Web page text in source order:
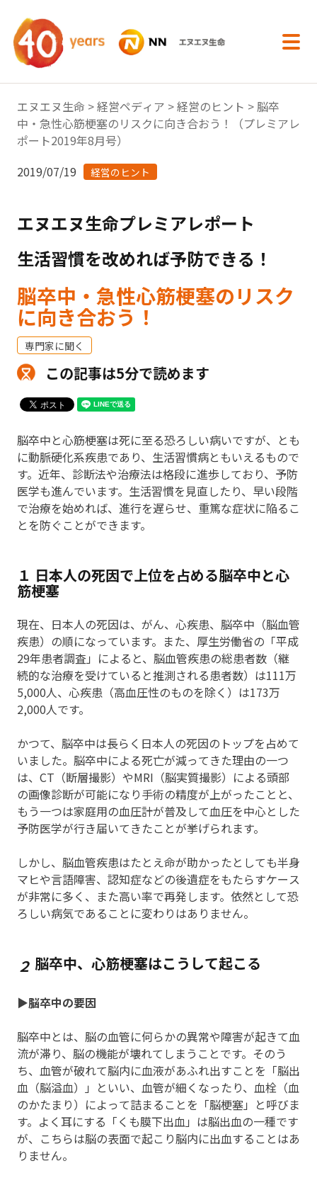
エヌエヌ生命 >経営ペディア >経営のヒント > 脳卒
中・急性心筋梗塞のリスクに向き合おう！（プレミアレ
ポート2019年8月号）
2019/07/19
経営のヒント
エヌエヌ生命プレミアレポート
生活習慣を改めれば予防できる！
脳卒中・急性心筋梗塞のリスク
に向き合おう！
専門家に聞く
この記事は5分で読めます
脳卒中と心筋梗塞は死に至る恐ろしい病いですが、とも
に動脈硬化系疾患であり、生活習慣病ともいえるもので
す。近年、診断法や治療法は格段に進歩しており、予防
医学も進んでいます。生活習慣を見直したり、早い段階
で治療を始めれば、進行を遅らせ、重篤な症状に陥るこ
とを防ぐことができます。
１ 日本人の死因で上位を占める脳卒中と心
筋梗塞
現在、日本人の死因は、がん、心疾患、脳卒中（脳血管
疾患）の順になっています。また、厚生労働省の「平成
29年患者調査」によると、脳血管疾患の総患者数（継
続的な治療を受けていると推測される患者数）は111万
5,000人、心疾患（高血圧性のものを除く）は173万
2,000人です。
かつて、脳卒中は長らく日本人の死因のトップを占めて
いました。脳卒中による死亡が減ってきた理由の一つ
は、CT（断層撮影）やMRI（脳実質撮影）による頭部
の画像診断が可能になり手術の精度が上がったことと、
もう一つは家庭用の血圧計が普及して血圧を中心とした
予防医学が行き届いてきたことが挙げられます。
しかし、脳血管疾患はたとえ命が助かったとしても半身
マヒや言語障害、認知症などの後遺症をもたらすケース
が非常に多く、また高い率で再発します。依然として恐
ろしい病気であることに変わりはありません。
２ 脳卒中、心筋梗塞はこうして起こる
▶脳卒中の要因
脳卒中とは、脳の血管に何らかの異常や障害が起きて血
流が滞り、脳の機能が壊れてしまうことです。そのう
ち、血管が破れて脳内に血液があふれ出すことを「脳出
血（脳溢血）」といい、血管が細くなったり、血栓（血
のかたまり）によって詰まることを「脳梗塞」と呼びま
す。よく耳にする「くも膜下出血」は脳出血の一種です
が、こちらは脳の表面で起こり脳内に出血することはあ
りません。